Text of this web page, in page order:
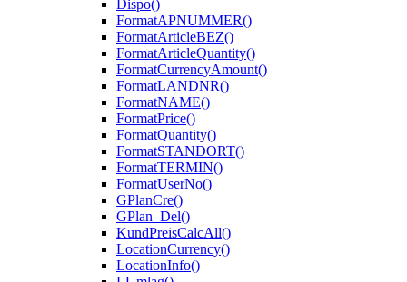
Dispo()
FormatAPNUMMER()
FormatArticleBEZ()
FormatArticleQuantity()
FormatCurrencyAmount()
FormatLANDNR()
FormatNAME()
FormatPrice()
FormatQuantity()
FormatSTANDORT()
FormatTERMIN()
FormatUserNo()
GPlanCre()
GPlan_Del()
KundPreisCalcAll()
LocationCurrency()
LocationInfo()